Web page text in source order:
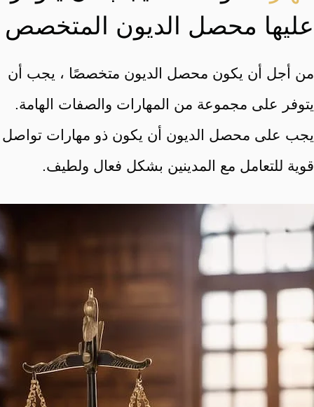
عليها محصل الديون المتخصص
من أجل أن يكون محصل الديون متخصصًا ، يجب أن
يتوفر على مجموعة من المهارات والصفات الهامة.
يجب على محصل الديون أن يكون ذو مهارات تواصل
قوية للتعامل مع المدينين بشكل فعال ولطيف.